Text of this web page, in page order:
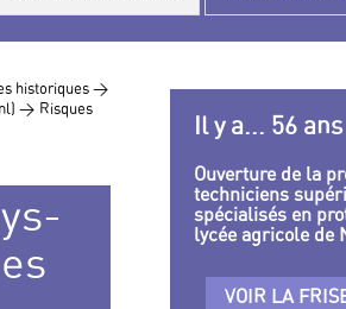
historiques >
> Risques
Il y a... 56 ans
Ouverture de la
techniciens
spécialisés en
lycée agricole de
VOIR LA